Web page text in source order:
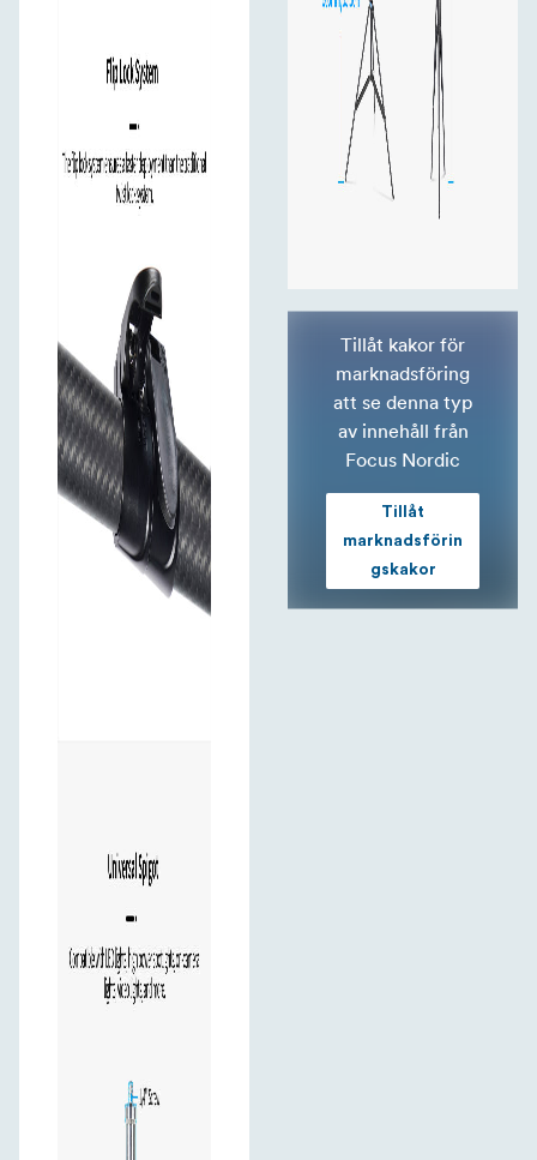
Tillåt kakor för
marknadsföring
att se denna typ
av innehåll från
Focus Nordic
Tillåt
marknadsförin
gskakor